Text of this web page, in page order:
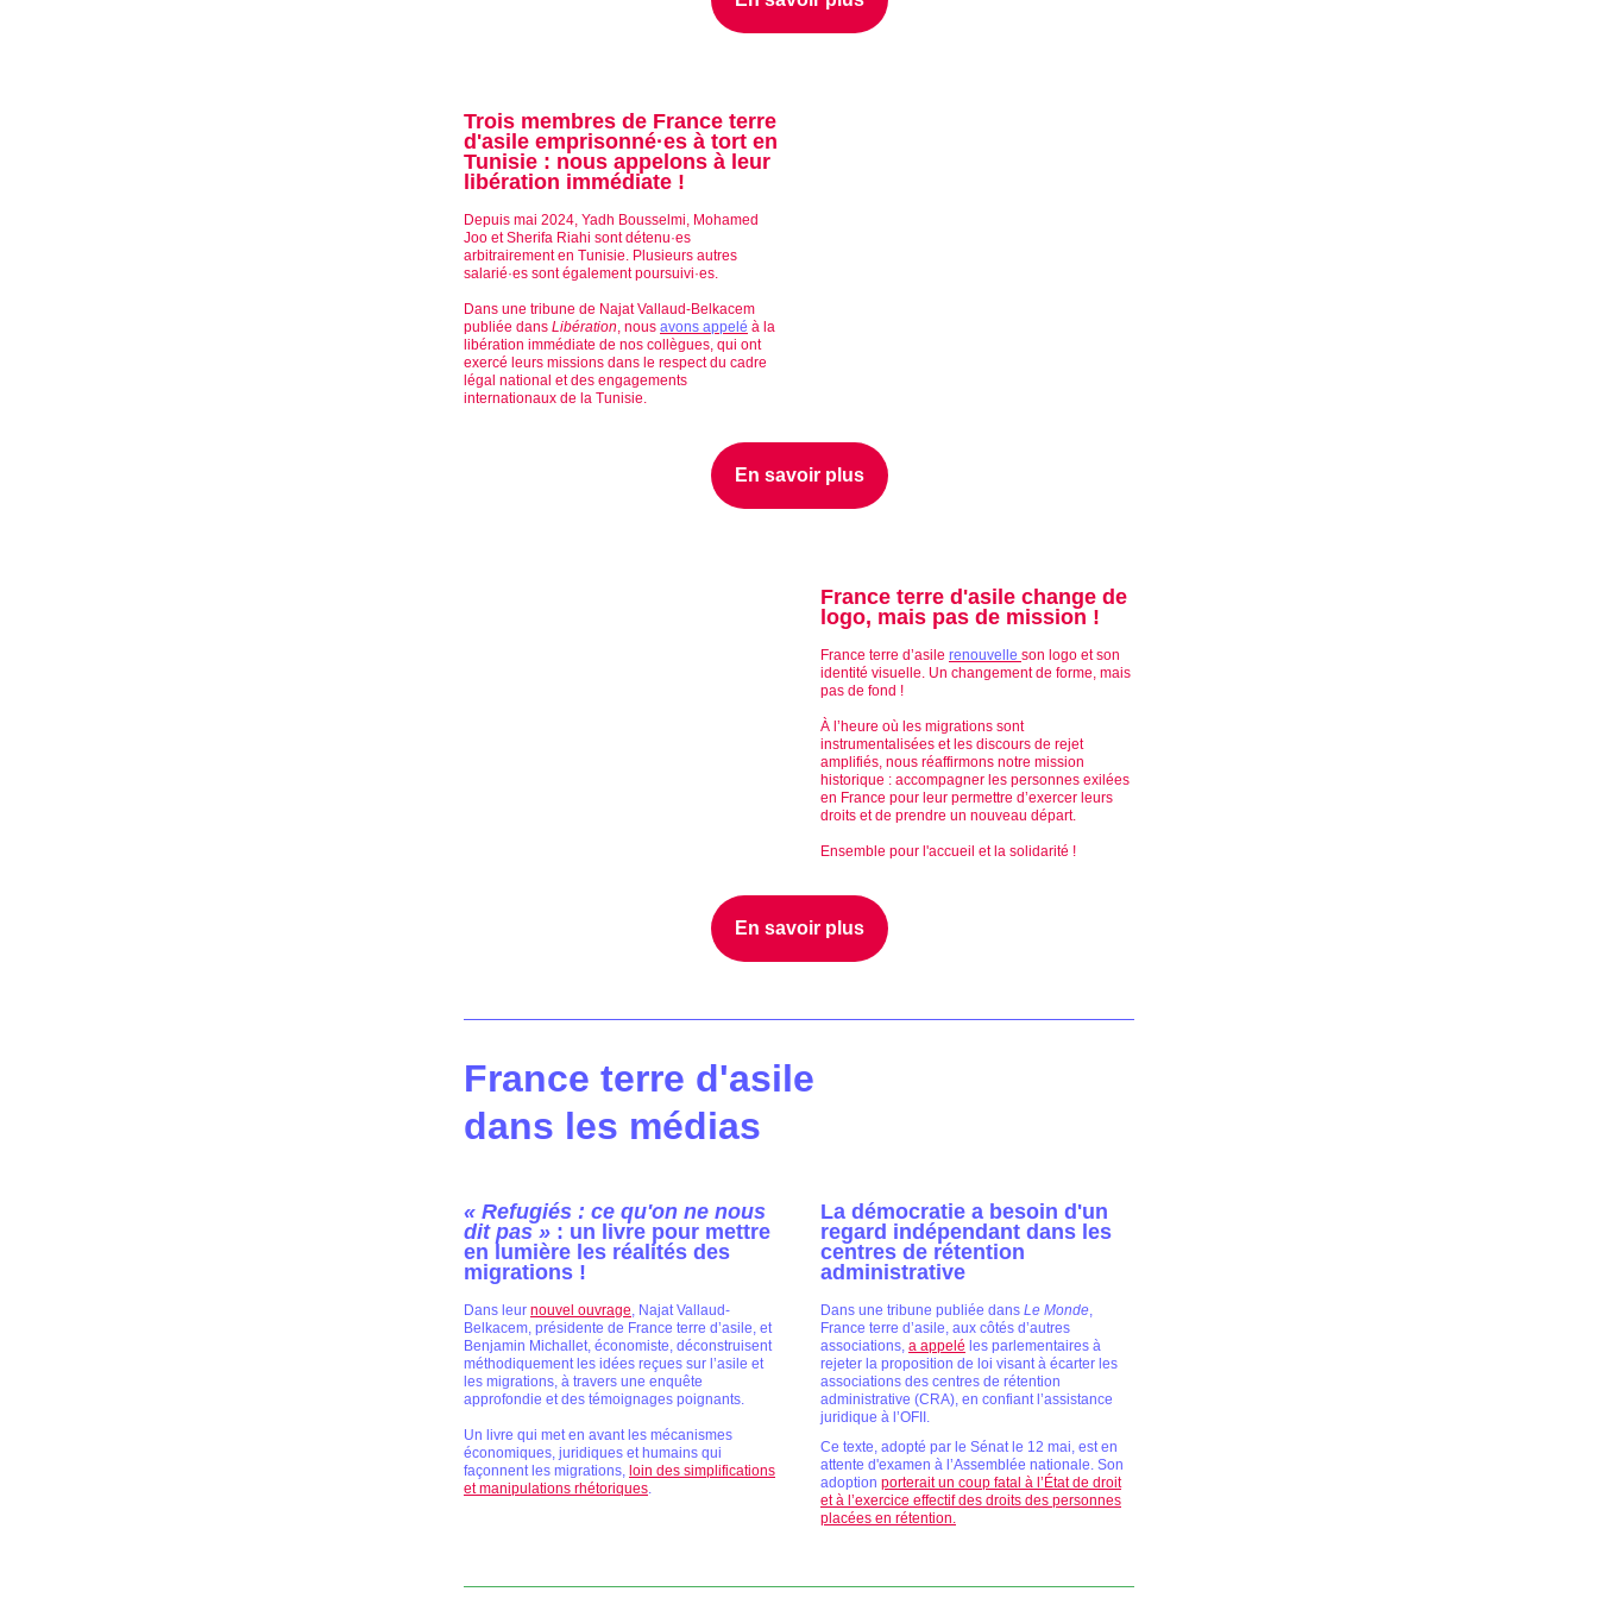
Trois membres de France terre
d'asile emprisonné·es à tort en
Tunisie : nous appelons à leur
libération immédiate !
Depuis mai 2024, Yadh Bousselmi, Mohamed
Joo et Sherifa Riahi sont détenu·es
arbitrairement en Tunisie. Plusieurs autres
salarié·es sont également poursuivi·es.
Dans une tribune de Najat Vallaud-Belkacem
publiée dans Libération, nous avons appelé à la
libération immédiate de nos collègues, qui ont
exercé leurs missions dans le respect du cadre
légal national et des engagements
internationaux de la Tunisie.
En savoir plus
France terre d'asile change de
logo, mais pas de mission !
France terre d’asile renouvelle son logo et son
identité visuelle. Un changement de forme, mais
pas de fond !
À l’heure où les migrations sont
instrumentalisées et les discours de rejet
amplifiés, nous réaffirmons notre mission
historique : accompagner les personnes exilées
en France pour leur permettre d’exercer leurs
droits et de prendre un nouveau départ.
Ensemble pour l'accueil et la solidarité !
En savoir plus
France terre d'asile
dans les médias
« Refugiés : ce qu'on ne nous
dit pas » : un livre pour mettre
en lumière les réalités des
migrations !
Dans leur nouvel ouvrage, Najat Vallaud-
Belkacem, présidente de France terre d’asile, et
Benjamin Michallet, économiste, déconstruisent
méthodiquement les idées reçues sur l’asile et
les migrations, à travers une enquête
approfondie et des témoignages poignants.
Un livre qui met en avant les mécanismes
économiques, juridiques et humains qui
façonnent les migrations, loin des simplifications
et manipulations rhétoriques.
La démocratie a besoin d'un
regard indépendant dans les
centres de rétention
administrative
Dans une tribune publiée dans Le Monde,
France terre d’asile, aux côtés d’autres
associations, a appelé les parlementaires à
rejeter la proposition de loi visant à écarter les
associations des centres de rétention
administrative (CRA), en confiant l’assistance
juridique à l’OFII.
Ce texte, adopté par le Sénat le 12 mai, est en
attente d'examen à l’Assemblée nationale. Son
adoption porterait un coup fatal à l’État de droit
et à l’exercice effectif des droits des personnes
placées en rétention.